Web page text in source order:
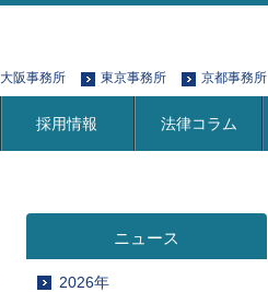
大阪事務所 東京事務所 京都事務所
採用情報 法律コラム
ニュース
2026年